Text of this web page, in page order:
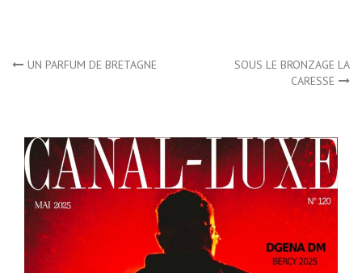
Navigation
l’article
UN PARFUM DE BRETAGNE
SOUS LE BRONZAGE LA
CARESSE